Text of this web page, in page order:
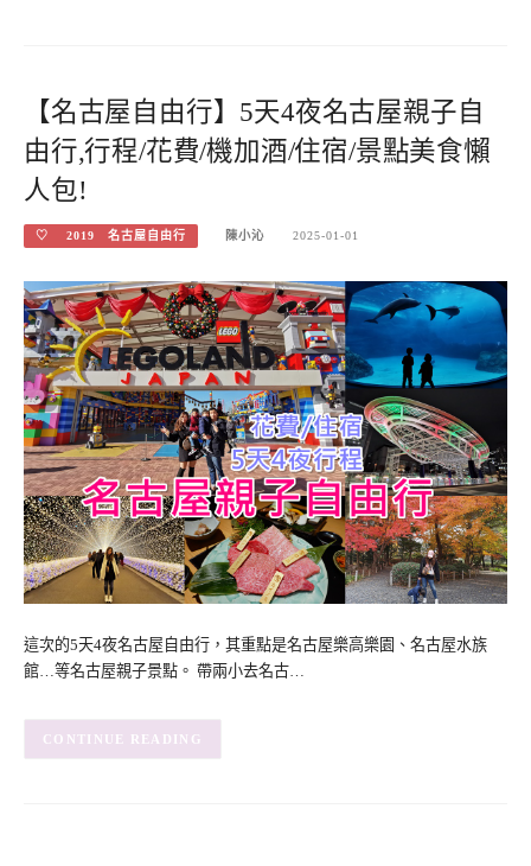
【名古屋自由行】5天4夜名古屋親子自
由行,行程/花費/機加酒/住宿/景點美食懶
人包!
♡ 2019 名古屋自由行 陳小沁 2025-01-01
這次的5天4夜名古屋自由行，其重點是名古屋樂高樂園、名古屋水族
館…等名古屋親子景點。 帶兩小去名古…
CONTINUE READING